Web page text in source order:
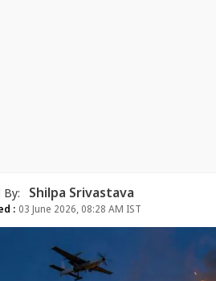
By: Shilpa Srivastava
: 03 June 2026, 08:28 AM IST